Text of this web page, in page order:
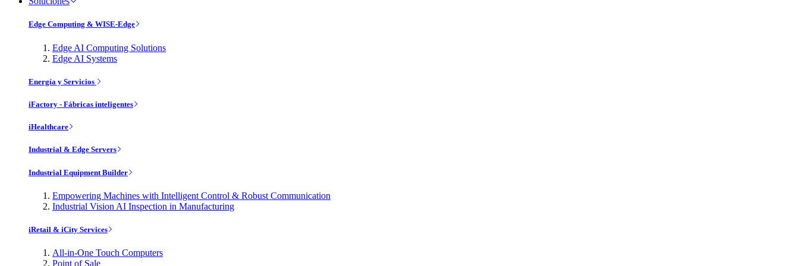
Edge Computing & WISE-Edge
Edge AI Computing Solutions
Edge AI Systems
Energía y Servicios
iFactory - Fábricas inteligentes
iHealthcare
Industrial & Edge Servers
Industrial Equipment Builder
Empowering Machines with Intelligent Control & Robust Communication
Industrial Vision AI Inspection in Manufacturing
iRetail & iCity Services
All-in-One Touch Computers
Point of Sale